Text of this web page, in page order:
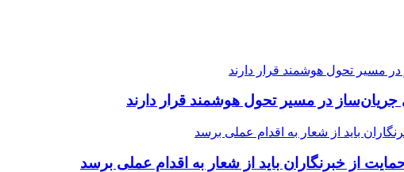
در مسیر تحول هوشمند قرار دارند
از خبرنگاران باید از شعار به اقدام عملی برسد